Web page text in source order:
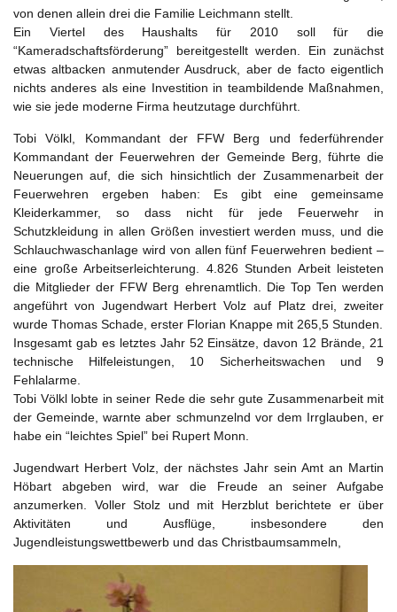
von denen allein drei die Familie Leichmann stellt.
Ein Viertel des Haushalts für 2010 soll für die
“Kameradschaftsförderung” bereitgestellt werden. Ein zunächst
etwas altbacken anmutender Ausdruck, aber de facto eigentlich
nichts anderes als eine Investition in teambildende Maßnahmen,
wie sie jede moderne Firma heutzutage durchführt.
Tobi Völkl, Kommandant der FFW Berg und federführender
Kommandant der Feuerwehren der Gemeinde Berg, führte die
Neuerungen auf, die sich hinsichtlich der Zusammenarbeit der
Feuerwehren ergeben haben: Es gibt eine gemeinsame
Kleiderkammer, so dass nicht für jede Feuerwehr in
Schutzkleidung in allen Größen investiert werden muss, und die
Schlauchwaschanlage wird von allen fünf Feuerwehren bedient –
eine große Arbeitserleichterung. 4.826 Stunden Arbeit leisteten
die Mitglieder der FFW Berg ehrenamtlich. Die Top Ten werden
angeführt von Jugendwart Herbert Volz auf Platz drei, zweiter
wurde Thomas Schade, erster Florian Knappe mit 265,5 Stunden.
Insgesamt gab es letztes Jahr 52 Einsätze, davon 12 Brände, 21
technische Hilfeleistungen, 10 Sicherheitswachen und 9
Fehlalarme.
Tobi Völkl lobte in seiner Rede die sehr gute Zusammenarbeit mit
der Gemeinde, warnte aber schmunzelnd vor dem Irrglauben, er
habe ein “leichtes Spiel” bei Rupert Monn.
Jugendwart Herbert Volz, der nächstes Jahr sein Amt an Martin
Höbart abgeben wird, war die Freude an seiner Aufgabe
anzumerken. Voller Stolz und mit Herzblut berichtete er über
Aktivitäten und Ausflüge, insbesondere den
Jugendleistungswettbewerb und das Christbaumsammeln,